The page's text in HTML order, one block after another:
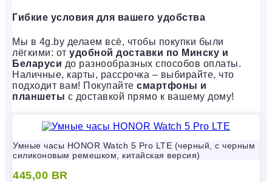
Гибкие условия для вашего удобства
Мы в 4g.by делаем всё, чтобы покупки были
лёгкими: от удобной доставки по Минску и
Беларуси до разнообразных способов оплаты.
Наличные, карты, рассрочка – выбирайте, что
подходит вам! Покупайте смартфоны и
планшеты с доставкой прямо к вашему дому!
Умные часы HONOR Watch 5 Pro LTE (черный, с черным
силиконовым ремешком, китайская версия)
445,00 BR